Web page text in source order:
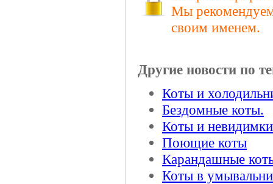
Мы рекомендуем
своим именем.
Другие новости по
Коты и
Бездомные коты.
Коты и невидимки
Поющие коты
Карандашные
Коты в